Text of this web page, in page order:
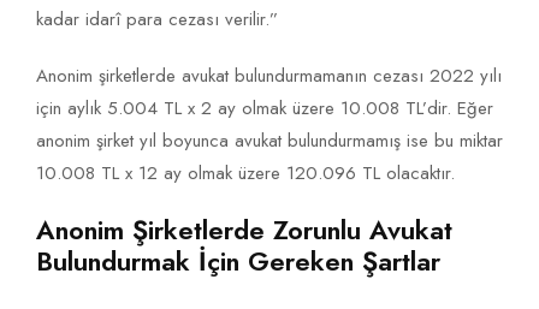
kadar idarî para cezası verilir.”
Anonim şirketlerde avukat bulundurmamanın cezası 2022 yılı
için aylık 5.004 TL x 2 ay olmak üzere 10.008 TL’dir. Eğer
anonim şirket yıl boyunca avukat bulundurmamış ise bu miktar
10.008 TL x 12 ay olmak üzere 120.096 TL olacaktır.
Anonim Şirketlerde Zorunlu Avukat
Bulundurmak İçin Gereken Şartlar